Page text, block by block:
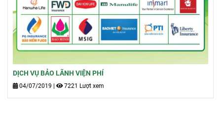
DỊCH VỤ BẢO LÃNH VIỆN PHÍ
04/07/2019 | 7221 Lượt xem